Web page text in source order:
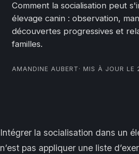
Comment la socialisation peut
élevage canin : observation,
découvertes progressives et
familles.
AMANDINE AUBERT · MIS À JOUR
Intégrer la socialisation dans un
n’est pas appliquer une liste